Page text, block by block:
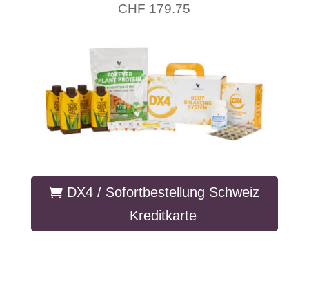
CHF 179.75
DX4 / Sofortbestellung Schweiz
Kreditkarte